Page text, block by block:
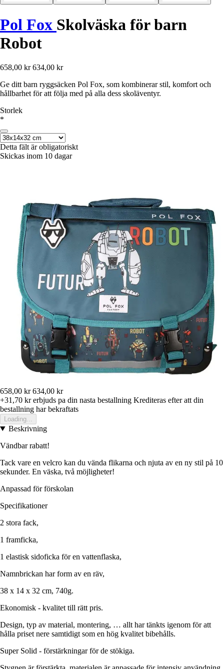
Pol Fox Skolväska för barn
Robot
658,00 kr 634,00 kr
Ge ditt barn ryggsäcken Pol Fox, som kombinerar stil, komfort och
hållbarhet för att följa med på alla dess skoläventyr.
Storlek
*
Detta fält är obligatoriskt
Skickas inom 10 dagar
658,00 kr 634,00 kr
+31,70 krerbjuds pa din nasta bestallning Krediteras efter att din
bestallning har bekraftats
Loading...
Beskrivning
Vändbar rabatt!
Tack vare en velcro kan du vända flikarna och njuta av en ny stil på 10
sekunder. En väska, två möjligheter!
Anpassad för förskolan
Specifikationer
2 stora fack,
1 framficka,
1 elastisk sidoficka för en vattenflaska,
Namnbrickan har form av en räv,
38 x 14 x 32 cm, 740g.
Ekonomisk - kvalitet till rätt pris.
Design, typ av material, montering, … allt har tänkts igenom för att
hålla priset nere samtidigt som en hög kvalitet bibehålls.
Super Solid - förstärkningar för de stökiga.